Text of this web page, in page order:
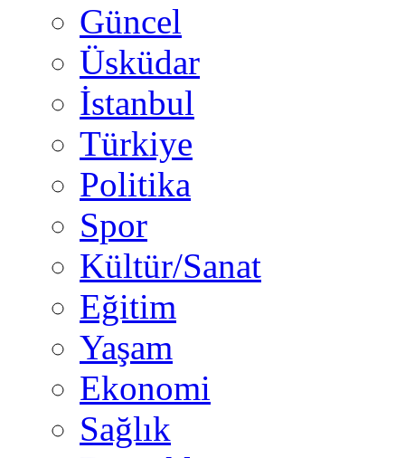
Güncel
Üsküdar
İstanbul
Türkiye
Politika
Spor
Kültür/Sanat
Eğitim
Yaşam
Ekonomi
Sağlık